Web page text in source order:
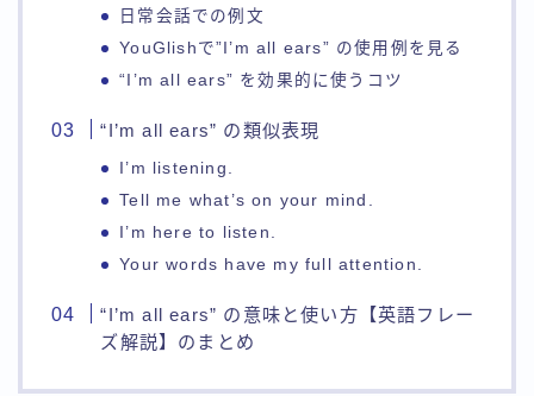
日常会話での例文
YouGlishで”I’m all ears” の使用例を見る
“I’m all ears” を効果的に使うコツ
“I’m all ears” の類似表現
I’m listening.
Tell me what’s on your mind.
I’m here to listen.
Your words have my full attention.
“I’m all ears” の意味と使い方【英語フレー
ズ解説】のまとめ